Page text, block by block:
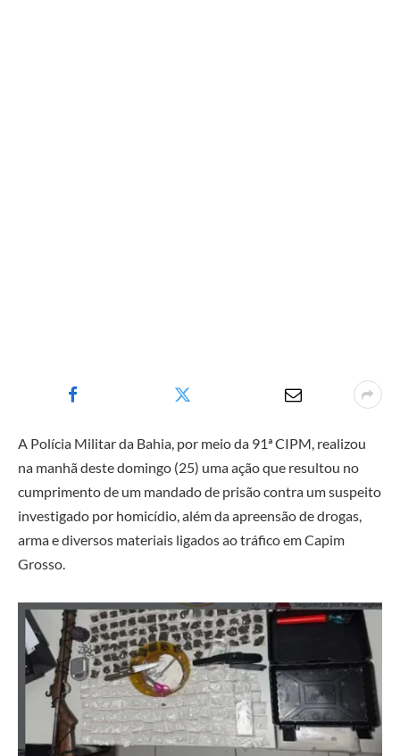
A Polícia Militar da Bahia, por meio da 91ª CIPM, realizou
na manhã deste domingo (25) uma ação que resultou no
cumprimento de um mandado de prisão contra um suspeito
investigado por homicídio, além da apreensão de drogas,
arma e diversos materiais ligados ao tráfico emCapim
Grosso.